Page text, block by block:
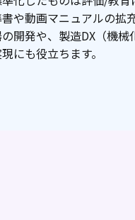
や動画マニュアルの拡
開発や、製造DX（機
にも役立ちます。